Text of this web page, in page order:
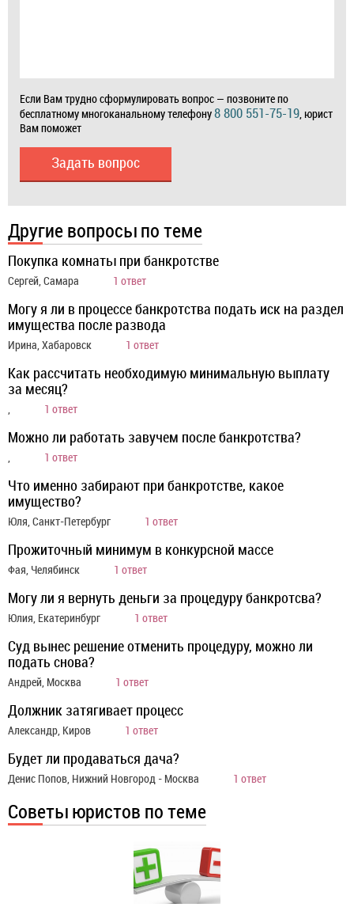
Если Вам трудно сформулировать вопрос — позвоните по
бесплатному многоканальному телефону8 800 551-75-19, юрист
Вам поможет
Задать вопрос
Другие вопросы по теме
Покупка комнаты при банкротстве
Сергей, Самара 1 ответ
Могу я ли в процессе банкротства подать иск на раздел
имущества после развода
Ирина, Хабаровск 1 ответ
Как рассчитать необходимую минимальную выплату
за месяц?
, 1 ответ
Можно ли работать завучем после банкротства?
, 1 ответ
Что именно забирают при банкротстве, какое
имущество?
Юля, Санкт-Петербург 1 ответ
Прожиточный минимум в конкурсной массе
Фая, Челябинск 1 ответ
Могу ли я вернуть деньги за процедуру банкротсва?
Юлия, Екатеринбург 1 ответ
Суд вынес решение отменить процедуру, можно ли
подать снова?
Андрей, Москва 1 ответ
Должник затягивает процесс
Александр, Киров 1 ответ
Будет ли продаваться дача?
Денис Попов, Нижний Новгород - Москва 1 ответ
Советы юристов по теме